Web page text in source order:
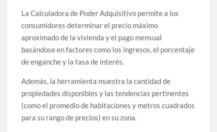
La Calculadora de Poder Adquisitivo permite a los
consumidores determinar el precio máximo
aproximado de la vivienda y el pago mensual
basándose en factores como los ingresos, el porcentaje
de enganche y la tasa de interés.
Además, la herramienta muestra la cantidad de
propiedades disponibles y las tendencias pertinentes
(como el promedio de habitaciones y metros cuadrados
para su rango de precios) en su zona.